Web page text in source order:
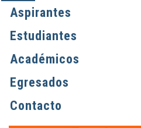
Aspirantes
Estudiantes
Académicos
Egresados
Contacto